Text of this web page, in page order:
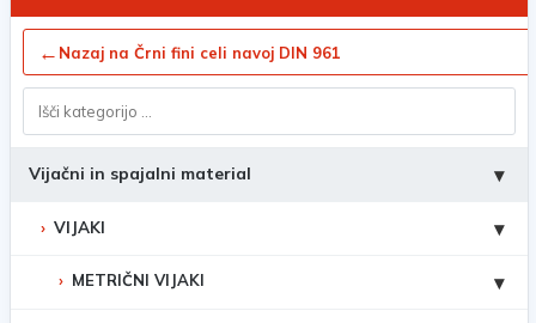
← Nazaj na Črni fini celi navoj DIN 961
Vijačni in spajalni material ▾
VIJAKI ▾
METRIČNI VIJAKI ▾